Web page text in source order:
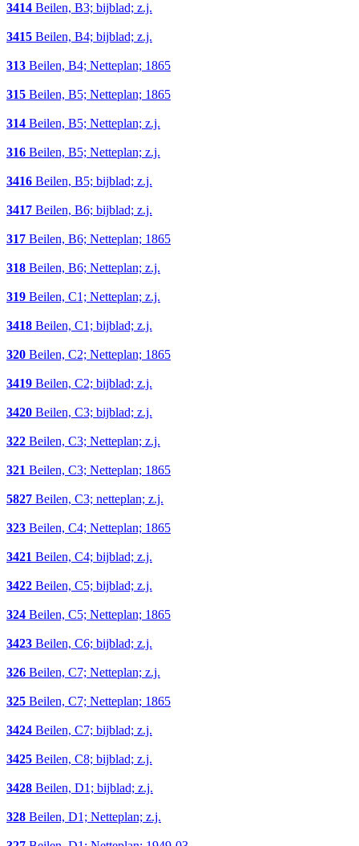
3414 Beilen, B3; bijblad; z.j.
3415 Beilen, B4; bijblad; z.j.
313 Beilen, B4; Netteplan; 1865
315 Beilen, B5; Netteplan; 1865
314 Beilen, B5; Netteplan; z.j.
316 Beilen, B5; Netteplan; z.j.
3416 Beilen, B5; bijblad; z.j.
3417 Beilen, B6; bijblad; z.j.
317 Beilen, B6; Netteplan; 1865
318 Beilen, B6; Netteplan; z.j.
319 Beilen, C1; Netteplan; z.j.
3418 Beilen, C1; bijblad; z.j.
320 Beilen, C2; Netteplan; 1865
3419 Beilen, C2; bijblad; z.j.
3420 Beilen, C3; bijblad; z.j.
322 Beilen, C3; Netteplan; z.j.
321 Beilen, C3; Netteplan; 1865
5827 Beilen, C3; netteplan; z.j.
323 Beilen, C4; Netteplan; 1865
3421 Beilen, C4; bijblad; z.j.
3422 Beilen, C5; bijblad; z.j.
324 Beilen, C5; Netteplan; 1865
3423 Beilen, C6; bijblad; z.j.
326 Beilen, C7; Netteplan; z.j.
325 Beilen, C7; Netteplan; 1865
3424 Beilen, C7; bijblad; z.j.
3425 Beilen, C8; bijblad; z.j.
3428 Beilen, D1; bijblad; z.j.
328 Beilen, D1; Netteplan; z.j.